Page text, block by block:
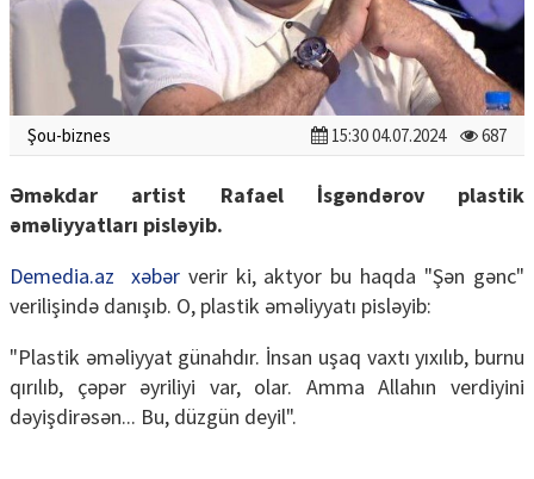
Şou-biznes 15:30 04.07.2024 687
Əməkdar artist Rafael İsgəndərov plastik
əməliyyatları pisləyib.
Demedia.az
xəbərverir ki, aktyor bu haqda "Şən gənc"
verilişində danışıb. O, plastik əməliyyatı pisləyib:
"Plastik əməliyyat günahdır. İnsan uşaq vaxtı yıxılıb, burnu
qırılıb, çəpər əyriliyi var, olar. Amma Allahın verdiyini
dəyişdirəsən... Bu, düzgün deyil".